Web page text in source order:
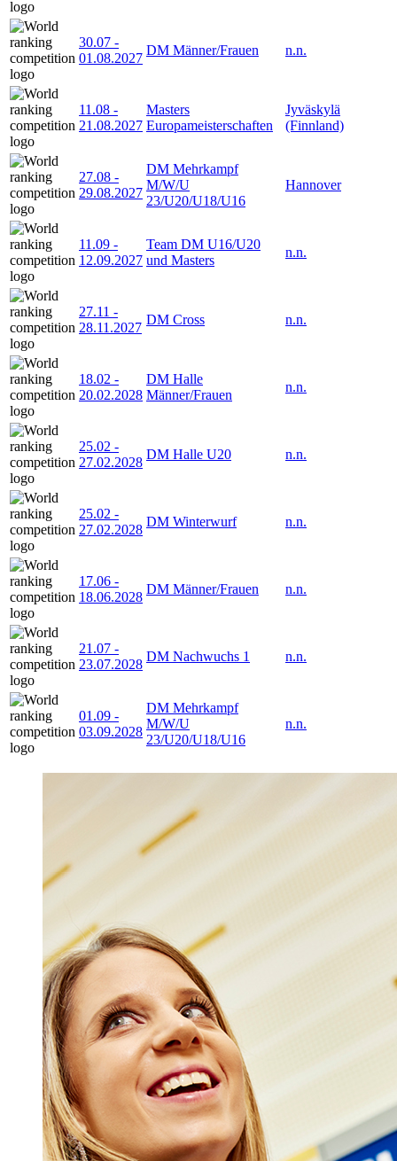
30.07 -
01.08.2027
DM Männer/Frauen n.n.
11.08 -
21.08.2027
Masters
Europameisterschaften
Jyväskylä
(Finnland)
27.08 -
29.08.2027
DM Mehrkampf
M/W/U
23/U20/U18/U16
Hannover
11.09 -
12.09.2027
Team DM U16/U20
und Masters
n.n.
27.11 -
28.11.2027
DM Cross n.n.
18.02 -
20.02.2028
DM Halle
Männer/Frauen
n.n.
25.02 -
27.02.2028
DM Halle U20 n.n.
25.02 -
27.02.2028
DM Winterwurf n.n.
17.06 -
18.06.2028
DM Männer/Frauen n.n.
21.07 -
23.07.2028
DM Nachwuchs 1 n.n.
01.09 -
03.09.2028
DM Mehrkampf
M/W/U
23/U20/U18/U16
n.n.